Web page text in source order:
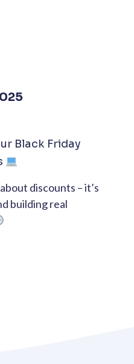
Black Friday
discounts – it’s
building real